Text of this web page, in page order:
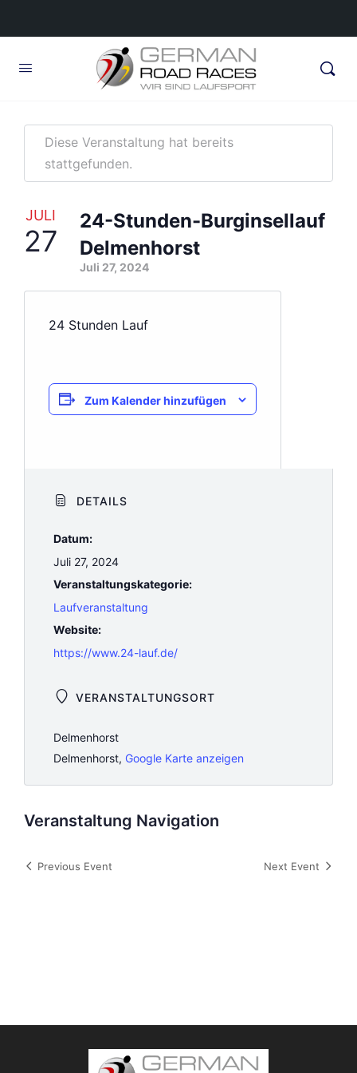
Diese Veranstaltung hat bereits
stattgefunden.
JULI
27
24-Stunden-Burginsellauf
Delmenhorst
Juli 27, 2024
24 Stunden Lauf
Zum Kalender hinzufügen
DETAILS
Datum:
Juli 27, 2024
Veranstaltungskategorie:
Laufveranstaltung
Website:
https://www.24-lauf.de/
VERANSTALTUNGSORT
Delmenhorst
Delmenhorst, Google Karte anzeigen
Veranstaltung Navigation
Previous Event Next Event